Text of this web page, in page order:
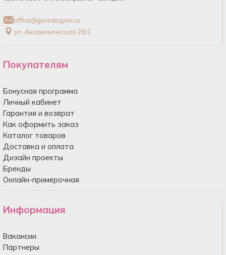
office@gorodognei.ru
ул. Академическая 28/1
Покупателям
Бонусная программа
Личный кабинет
Гарантия и возврат
Как оформить заказ
Каталог товаров
Доставка и оплата
Дизайн проекты
Бренды
Онлайн-примерочная
Информация
Вакансии
Партнеры